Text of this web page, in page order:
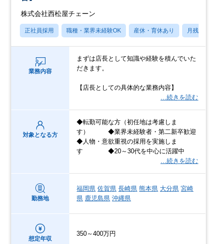
株式会社西松屋チェーン
正社員採用 職種・業界未経験OK 産休・育休あり 月残業20
業務内容
まずは店長として知識や経験を積んでいた
だきます。
【店長としての具体的な業務内容】
…続きを読む
対象となる方
◆転勤可能な方（初任地は考慮しま
す） ◆業界未経験者・第二新卒歓迎
◆人物・意欲重視の採用を実施しま
す ◆20～30代を中心に活躍中
…続きを読む
勤務地
福岡県 佐賀県 長崎県 熊本県 大分県 宮崎
県 鹿児島県 沖縄県
想定年収
350～400万円